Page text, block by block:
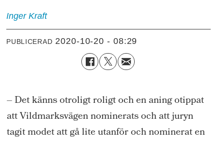
Inger Kraft
PUBLICERAD 2020-10-20 - 08:29
– Det känns otroligt roligt och en aning otippat
att Vildmarksvägen nominerats och att juryn
tagit modet att gå lite utanför och nominerat en